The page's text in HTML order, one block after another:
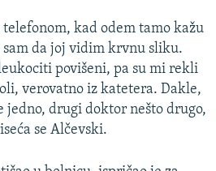
kad odem tamo kažu
sam da joj vidim krvnu sliku.
povišeni, pa su mi rekli
verovatno iz katetera. Dakle,
jedno, drugi doktor nešto drugo,
se Alčevski.